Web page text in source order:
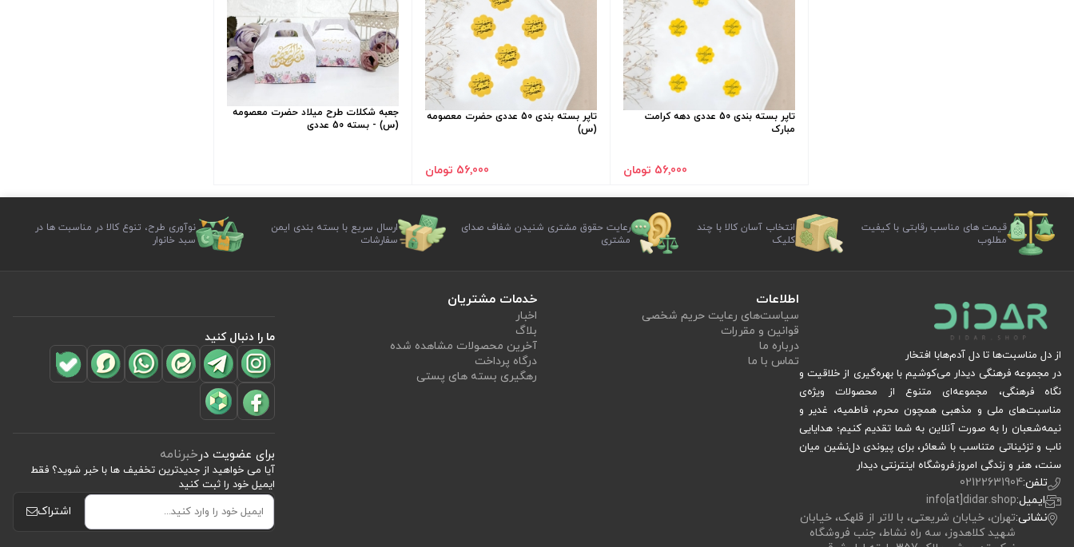
تاپر بسته بندی 50 عددی دهه کرامت
مبارک
56٬000 تومان
تاپر بسته بندی 50 عددی حضرت معصومه
(س)
56٬000 تومان
جعبه شکلات طرح میلاد حضرت معصومه
(س) - بسته 50 عددی
قیمت های مناسب رقابتی با کیفیت
مطلوب
انتخاب آسان کالا با چند
کلیک
رعایت حقوق مشتری شنیدن شفاف صدای
مشتری
ارسال سریع با بسته بندی ایمن
سفارشات
نوآوری طرح، تنوع کالا در مناسبت ها در
سبد خانوار
از دل مناسبت‌ها تا دل آدم‌هابا افتخار
در مجموعه فرهنگی دیدار می‌کوشیم با بهره‌گیری از خلاقیت و
نگاه فرهنگی، مجموعه‌ای متنوع از محصولات ویژه‌ی
مناسبت‌های ملی و مذهبی همچون محرم، فاطمیه، غدیر و
نیمه‌شعبان را به صورت آنلاین به شما تقدیم کنیم؛ هدایایی
ناب و تزئیناتی متناسب با شعائر، برای پیوندی دل‌نشین میان
سنت، هنر و زندگی امروز.فروشگاه اینترنتی دیدار
تلفن:02122631904
ایمیل:info[at]didar.shop
نشانی:تهران، خیابان شریعتی، با لاتر از قلهک، خیابان
شهید کلاهدوز، سه راه نشاط، جنب فروشگاه
اطلاعات
سیاست‏‌های رعایت حریم شخصی
قوانین و مقررات
درباره ما
تماس با ما
خدمات مشتریان
اخبار
بلاگ
آخرین محصولات مشاهده شده
درگاه پرداخت
رهگیری بسته های پستی
ما را دنبال کنید
برای عضویت درخبرنامه
آیا می خواهید از جدید‌ترین تخفیف‌ ها با‌ خبر شوید؟ فقط
ایمیل خود را ثبت کنید
اشتراک